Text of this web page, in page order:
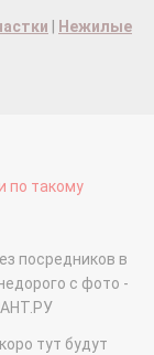
Нежилые
по такому
посредников в
с фото -
тут будут